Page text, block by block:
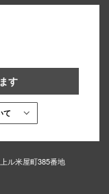
す
て
ル米屋町385番地